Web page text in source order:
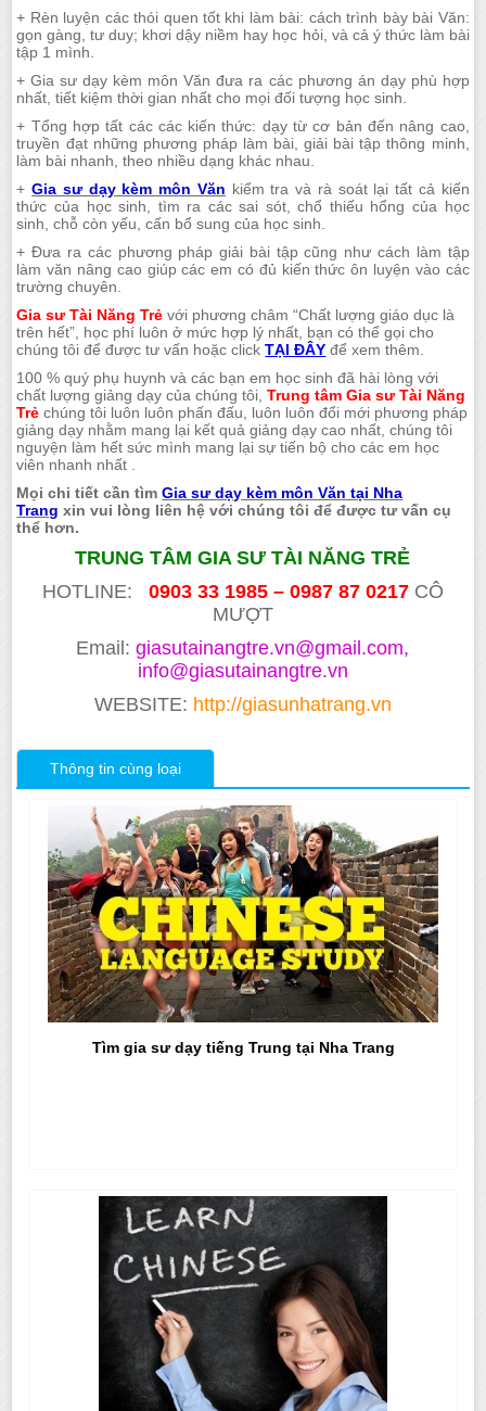
+ Rèn luyện các thói quen tốt khi làm bài: cách trình bày bài Văn:
gọn gàng, tư duy; khơi dậy niềm hay học hỏi, và cả ý thức làm bài
tập 1 mình.
+ Gia sư dạy kèm môn Văn đưa ra các phương án dạy phù hợp
nhất, tiết kiệm thời gian nhất cho mọi đối tượng học sinh.
+ Tổng hợp tất các các kiến thức: dạy từ cơ bản đến nâng cao,
truyền đạt những phương pháp làm bài, giải bài tập thông minh,
làm bài nhanh, theo nhiều dạng khác nhau.
+Gia sư dạy kèm môn Văn kiểm tra và rà soát lại tất cả kiến
thức của học sinh, tìm ra các sai sót, chổ thiếu hổng của học
sinh, chỗ còn yếu, cấn bổ sung của học sinh.
+ Đưa ra các phương pháp giải bài tập cũng như cách làm tập
làm văn nâng cao giúp các em có đủ kiến thức ôn luyện vào các
trường chuyên.
Gia sư Tài Năng Trẻ với phương châm “Chất lượng giáo dục là
trên hết”, học phí luôn ở mức hợp lý nhất, bạn có thể gọi cho
chúng tôi để được tư vấn hoặc click TẠI ĐÂY để xem thêm.
100 % quý phụ huynh và các bạn em học sinh đã hài lòng với
chất lượng giảng dạy của chúng tôi,Trung tâm Gia sư Tài Năng
Trẻ chúng tôi luôn luôn phấn đấu, luôn luôn đổi mới phương pháp
giảng dạy nhằm mang lại kết quả giảng dạy cao nhất, chúng tôi
nguyện làm hết sức mình mang lại sự tiến bộ cho các em học
viên nhanh nhất .
Mọi chi tiết cần tìmGia sư dạy kèm môn Văn tại Nha
Trang xin vui lòng liên hệ với chúng tôi để được tư vấn cụ
thể hơn.
TRUNG TÂM GIA SƯ TÀI NĂNG TRẺ
HOTLINE: 0903 33 1985 – 0987 87 0217CÔ
MƯỢT
Email:giasutainangtre.vn@gmail.com,
info@giasutainangtre.vn
WEBSITE: http://giasunhatrang.vn
Thông tin cùng loại
Tìm gia sư dạy tiếng Trung tại Nha Trang